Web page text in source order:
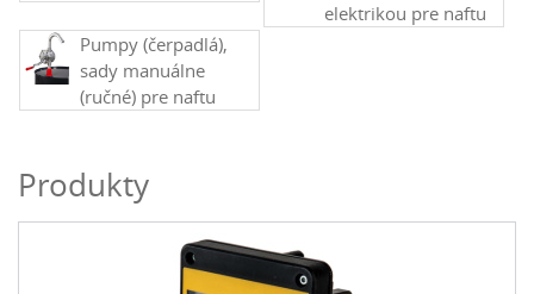
elektrikou pre naftu
Pumpy (čerpadlá),
sady manuálne
(ručné) pre naftu
Produkty